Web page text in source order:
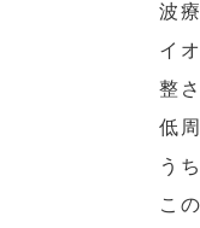
波
イ
整
低
う
こ